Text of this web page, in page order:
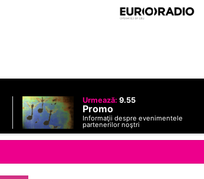
Urmează: 9.55
Promo
Informaţii despre evenimentele
partenerilor noştri